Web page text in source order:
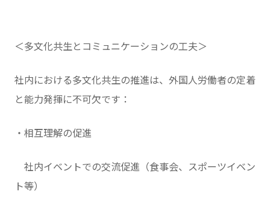
＜多文化共生とコミュニケーションの工夫＞
社内における多文化共生の推進は、外国人労働者の定着
と能力発揮に不可欠です：
・相互理解の促進
社内イベントでの交流促進（食事会、スポーツイベン
ト等）